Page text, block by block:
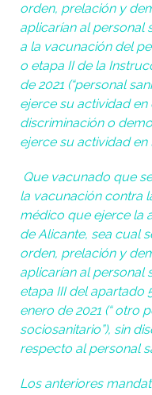
orden, prelación y
aplicarían al personal
a la vacunación del
o etapa II de la
de 2021 (“personal
ejerce su actividad
discriminación o
ejerce su actividad
Que vacunado que
la vacunación contra
médico que ejerce la
de Alicante, sea cual
orden, prelación y
aplicarían al personal
etapa III del apartado
enero de 2021 (“ otro
sociosanitario”), sin
respecto al personal
Los anteriores